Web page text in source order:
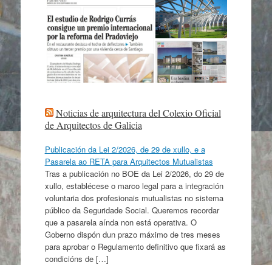
Noticias de arquitectura del Colexio Oficial
de Arquitectos de Galicia
Publicación da Lei 2/2026, de 29 de xullo, e a
Pasarela ao RETA para Arquitectos Mutualistas
Tras a publicación no BOE da Lei 2/2026, do 29 de
xullo, establécese o marco legal para a integración
voluntaria dos profesionais mutualistas no sistema
público da Seguridade Social. Queremos recordar
que a pasarela aínda non está operativa. O
Goberno dispón dun prazo máximo de tres meses
para aprobar o Regulamento definitivo que fixará as
condicións de […]